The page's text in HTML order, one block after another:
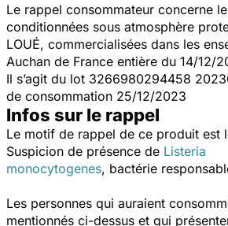
Le rappel consommateur concerne
conditionnées sous atmosphère
LOUÉ, commercialisées dans les
Auchan de France entière du 14/12/
Il s’agit du lot 3266980294458
de consommation 25/12/2023
Infos sur le rappel
Le motif de rappel de ce produit est
Suspicion de présence de Listeria
monocytogenes, bactérie
Les personnes qui auraient
mentionnés ci-dessus et qui